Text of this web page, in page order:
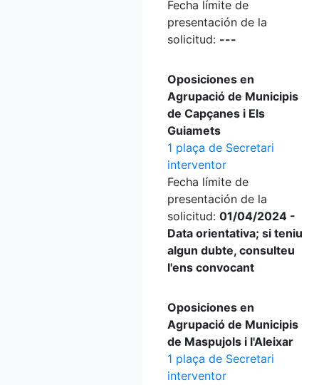
Fecha límite de
presentación de la
solicitud: ---
Oposiciones en
Agrupació de Municipis
de Capçanes i Els
Guiamets
1 plaça de Secretari
interventor
Fecha límite de
presentación de la
solicitud: 01/04/2024 -
Data orientativa; si teniu
algun dubte, consulteu
l'ens convocant
Oposiciones en
Agrupació de Municipis
de Maspujols i l'Aleixar
1 plaça de Secretari
interventor